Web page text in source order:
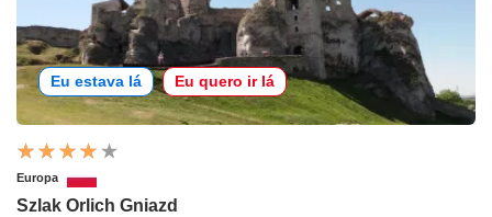
Eu estava lá Eu quero ir lá
Europa
Szlak Orlich Gniazd